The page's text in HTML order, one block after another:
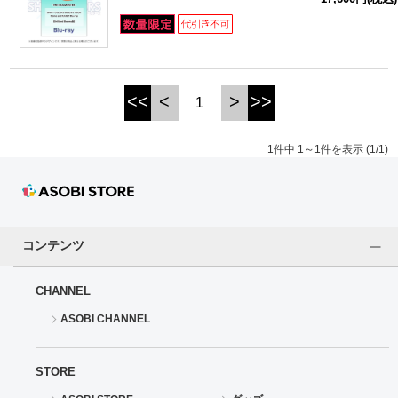
ドラゴンボール
ラブライブ！スーパースター!!
アイドリッシュセブン
モフモフパレード
<< < 1 > >>
1件中 1～1件を表示 (1/1)
コンテンツ
CHANNEL
ASOBI CHANNEL
STORE